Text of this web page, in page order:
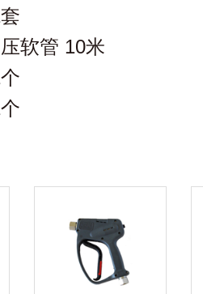
软管 10米